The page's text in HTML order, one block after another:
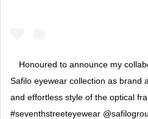
Honoured to announce my
Safilo eyewear collection as brand
and effortless style of the optical
#seventhstreeteyewear